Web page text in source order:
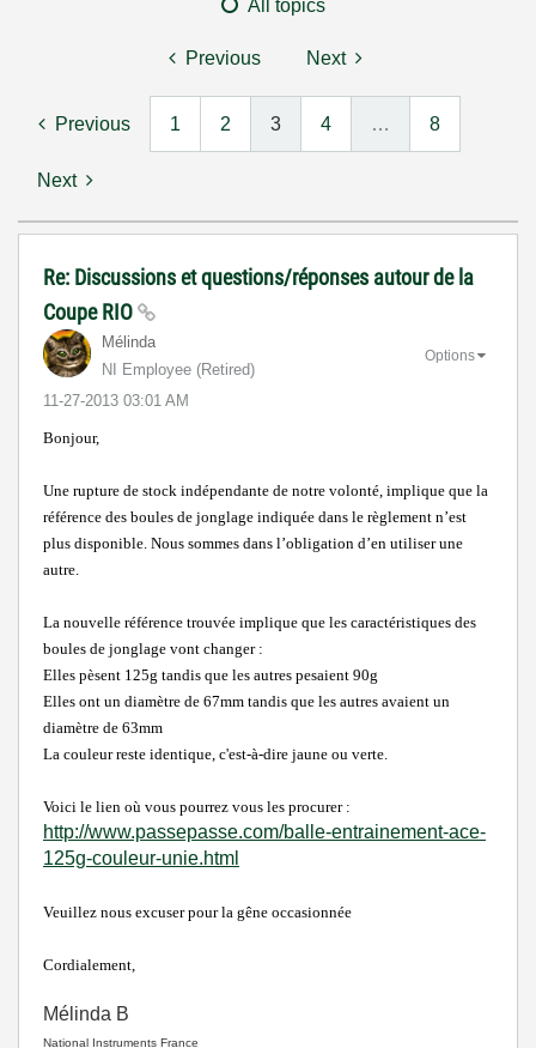
All topics
Previous Next
Previous 1 2 3 4 … 8
Next
Re: Discussions et questions/réponses autour de la
Coupe RIO
Mélinda
NI Employee (retired)
‎11-27-2013 03:01 AM
Options
Bonjour,
Une rupture de stock indépendante de notre volonté, implique que la
référence des boules de jonglage indiquée dans le règlement n’est
plus disponible. Nous sommes dans l’obligation d’en utiliser une
autre.
La nouvelle référence trouvée implique que les caractéristiques des
boules de jonglage vont changer :
Elles pèsent 125g tandis que les autres pesaient 90g
Elles ont un diamètre de 67mm tandis que les autres avaient un
diamètre de 63mm
La couleur reste identique, c'est-à-dire jaune ou verte.
Voici le lien où vous pourrez vous les procurer :
http://www.passepasse.com/balle-entrainement-ace-
125g-couleur-unie.html
Veuillez nous excuser pour la gêne occasionnée
Cordialement,
Mélinda B
National Instruments France